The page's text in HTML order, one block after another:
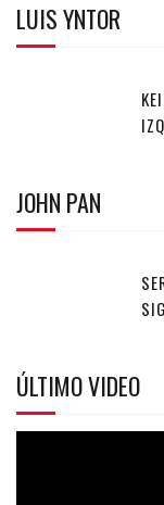
LUIS YNTOR
JOHN PAN
ÚLTIMO VIDEO